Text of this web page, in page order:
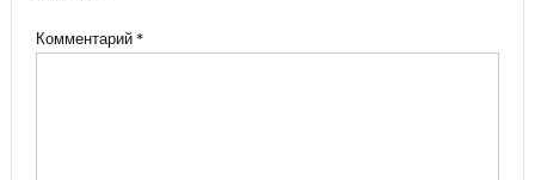
Комментарий *